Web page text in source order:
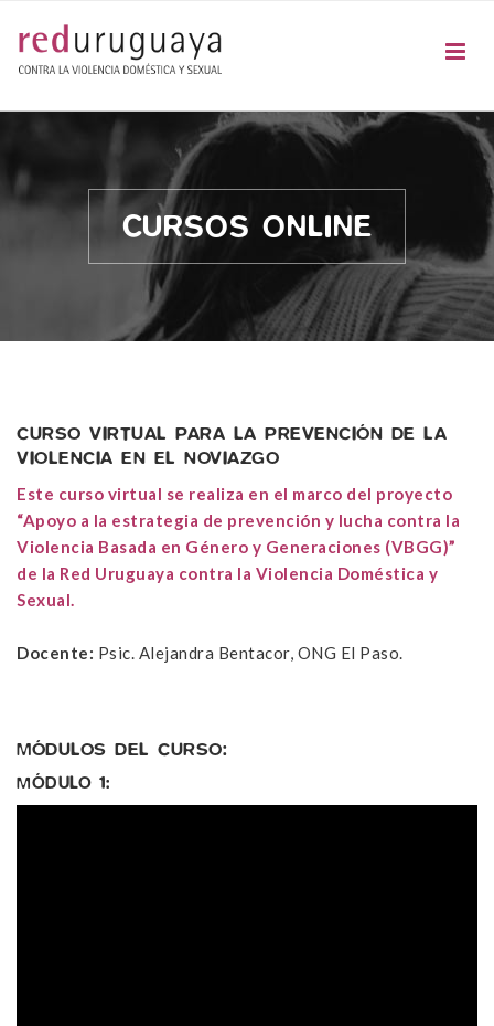
CURSOS ONLINE
CURSO VIRTUAL PARA LA PREVENCIÓN DE LA
VIOLENCIA EN EL NOVIAZGO
Este curso virtual se realiza en el marco del proyecto
“Apoyo a la estrategia de prevención y lucha contra la
Violencia Basada en Género y Generaciones (VBGG)”
de la Red Uruguaya contra la Violencia Doméstica y
Sexual.
Docente: Psic. Alejandra Bentacor, ONG El Paso.
MÓDULOS DEL CURSO:
MÓDULO 1: